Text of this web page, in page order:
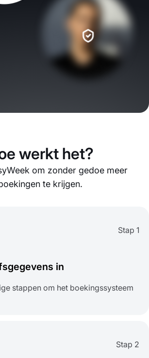
werkt het?
om zonder gedoe meer
te krijgen.
Stap 1
in
stappen om het boekingssysteem
Stap 2